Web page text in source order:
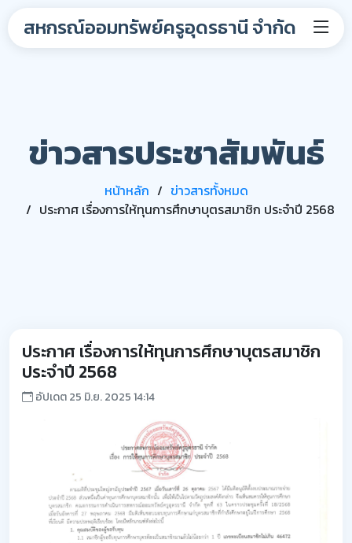
สหกรณ์ออมทรัพย์ครูอุดรธานี จำกัด
ข่าวสารประชาสัมพันธ์
หน้าหลัก
ข่าวสารทั้งหมด
ประกาศ เรื่องการให้ทุนการศึกษาบุตรสมาชิก ประจำปี 2568
ประกาศ เรื่องการให้ทุนการศึกษาบุตรสมาชิก
ประจำปี 2568
อัปเดต 25 มิ.ย. 2025 14:14